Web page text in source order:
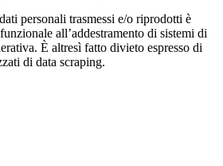
personali trasmessi e/o riprodotti è
all’addestramento di sistemi di
È altresì fatto divieto espresso di
di data scraping.